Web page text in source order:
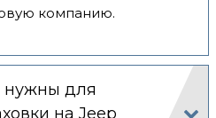
компанию.
нужны для
на Jeep